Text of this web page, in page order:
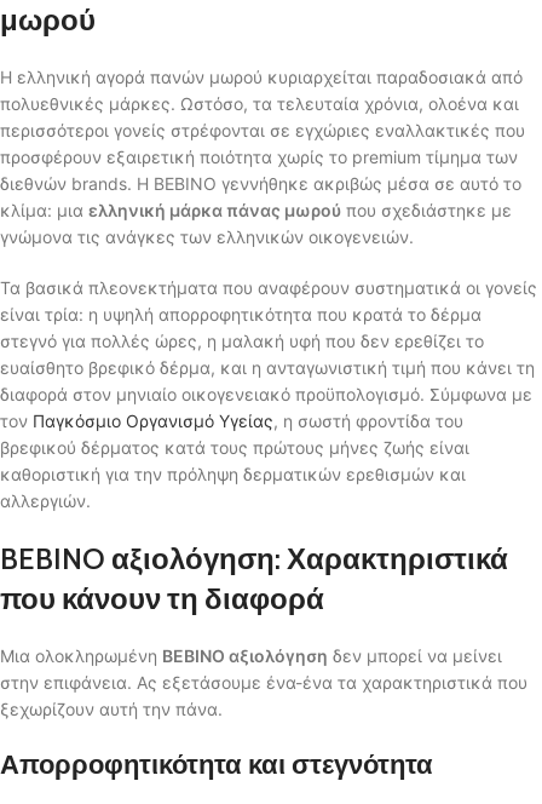
μωρού
Η ελληνική αγορά πανών μωρού κυριαρχείται παραδοσιακά από
πολυεθνικές μάρκες. Ωστόσο, τα τελευταία χρόνια, ολοένα και
περισσότεροι γονείς στρέφονται σε εγχώριες εναλλακτικές που
προσφέρουν εξαιρετική ποιότητα χωρίς το premium τίμημα των
διεθνών brands. Η BEBINO γεννήθηκε ακριβώς μέσα σε αυτό το
κλίμα: μια ελληνική μάρκα πάνας μωρού που σχεδιάστηκε με
γνώμονα τις ανάγκες των ελληνικών οικογενειών.
Τα βασικά πλεονεκτήματα που αναφέρουν συστηματικά οι γονείς
είναι τρία: η υψηλή απορροφητικότητα που κρατά το δέρμα
στεγνό για πολλές ώρες, η μαλακή υφή που δεν ερεθίζει το
ευαίσθητο βρεφικό δέρμα, και η ανταγωνιστική τιμή που κάνει τη
διαφορά στον μηνιαίο οικογενειακό προϋπολογισμό. Σύμφωνα με
τον Παγκόσμιο Οργανισμό Υγείας, η σωστή φροντίδα του
βρεφικού δέρματος κατά τους πρώτους μήνες ζωής είναι
καθοριστική για την πρόληψη δερματικών ερεθισμών και
αλλεργιών.
BEBINO αξιολόγηση: Χαρακτηριστικά
που κάνουν τη διαφορά
Μια ολοκληρωμένη BEBINO αξιολόγηση δεν μπορεί να μείνει
στην επιφάνεια. Ας εξετάσουμε ένα-ένα τα χαρακτηριστικά που
ξεχωρίζουν αυτή την πάνα.
Απορροφητικότητα και στεγνότητα